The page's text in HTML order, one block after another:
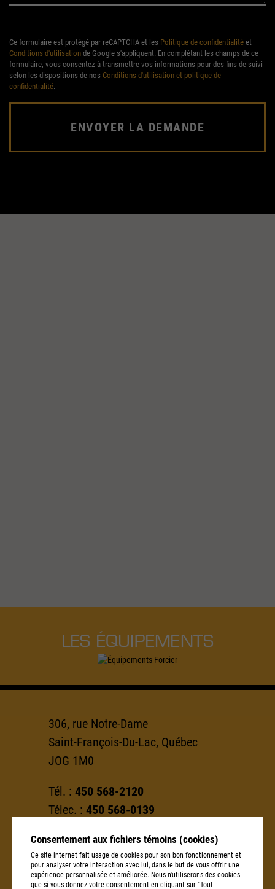
Ce formulaire est protégé par reCAPTCHA et les Politique de confidentialité et
Conditions d'utilisation de Google s'appliquent. En complétant les champs de ce
formulaire, vous consentez à transmettre vos informations pour des fins de suivi
selon les dispositions de nos Conditions d'utilisation et politique de
confidentialité.
ENVOYER LA DEMANDE
LES ÉQUIPEMENTS
306, rue Notre-Dame
Saint-François-Du-Lac, Québec
JOG 1M0
Tél. : 450 568-2120
Télec. : 450 568-0139
info@groupeforcier.ca
Conditions d’utilisation et politique
Consentement aux fichiers témoins (cookies)
Ce site internet fait usage de cookies pour son bon fonctionnement et
pour analyser votre interaction avec lui, dans le but de vous offrir une
expérience personnalisée et améliorée. Nous n'utiliserons des cookies
que si vous donnez votre consentement en cliquant sur "Tout